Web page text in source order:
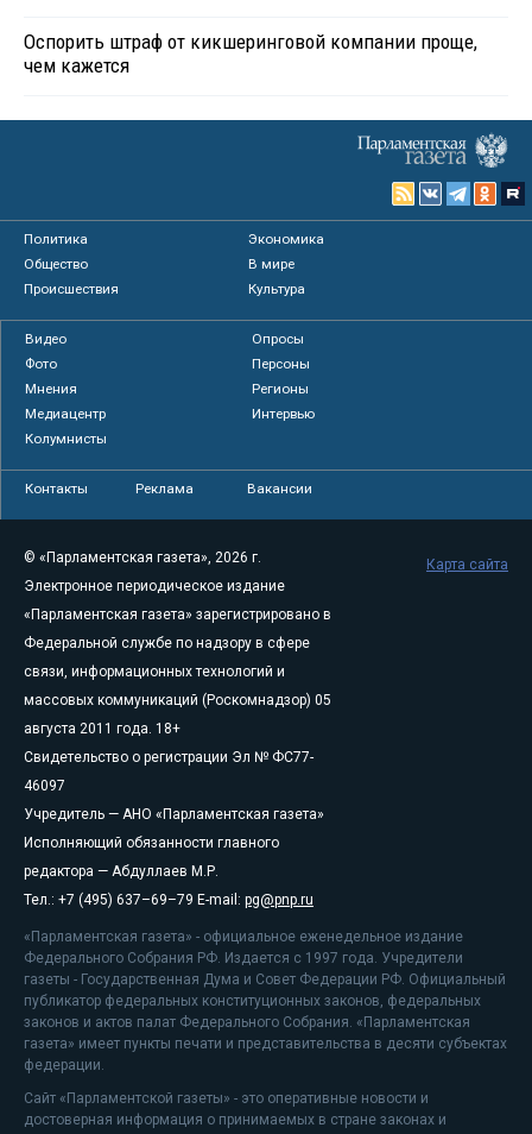
Оспорить штраф от кикшеринговой компании проще,
чем кажется
Политика
Экономика
Общество
В мире
Происшествия
Культура
Видео
Опросы
Фото
Персоны
Мнения
Регионы
Медиацентр
Интервью
Колумнисты
Контакты Реклама Вакансии
© «Парламентская газета», 2026 г.
Электронное периодическое издание
«Парламентская газета» зарегистрировано в
Федеральной службе по надзору в сфере
связи, информационных технологий и
массовых коммуникаций (Роскомнадзор) 05
августа 2011 года. 18+
Свидетельство о регистрации Эл № ФС77-
46097
Учредитель — АНО «Парламентская газета»
Исполняющий обязанности главного
редактора — Абдуллаев М.Р.
Тел.: +7 (495) 637–69–79 E-mail: pg@pnp.ru
«Парламентская газета» - официальное еженедельное издание
Федерального Собрания РФ. Издается с 1997 года. Учредители
газеты - Государственная Дума и Совет Федерации РФ. Официальный
публикатор федеральных конституционных законов, федеральных
законов и актов палат Федерального Собрания. «Парламентская
газета» имеет пункты печати и представительства в десяти субъектах
федерации.
Сайт «Парламентской газеты» - это оперативные новости и
достоверная информация о принимаемых в стране законах и
Карта сайта